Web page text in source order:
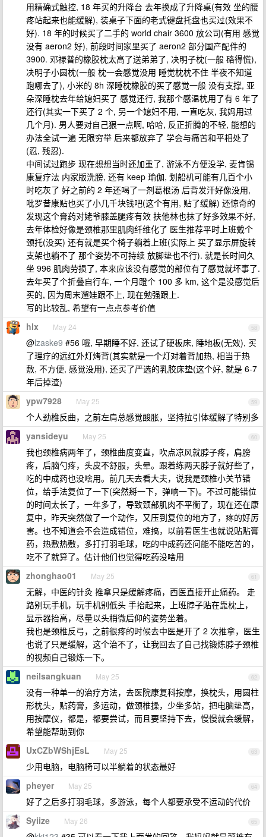
用精确式触控, 18 年买的升降台 去年换成了升降桌(有效 坐的腰
疼站起来也能缓解), 装桌子下面的老式键盘托盘也买过(效果不
好). 18 年的时候买了二手的 world chair 3600 放公司(有用 感觉
没有 aeron2 好), 前段时间家里买了 aeron2 部分国产配件的
3900. 邓禄普的橡胶枕太高了送弟弟了, 决明子枕(一般 硌得慌),
决明子小圆枕(一般 枕一会感觉没用 睡觉枕枕不住 半夜不知道
跑哪去了), 小米的 8h 深睡枕橡胶的买了感觉一般 没有支撑, 亚
朵深睡枕去年给媳妇买了 感觉还行, 我那个感温枕用了有 6 年了
还行(其实一下买了 2 个, 另一个媳妇不用, 一直吃灰, 我妈用过
几个月). 男人要对自己狠一点啊, 哈哈, 反正折腾的不轻, 能想的
办法全试一遍 无限穷举 后来都放弃了 学会与痛苦和平相处了
(忍, 残忍).
中间试过跑步 现在想想当时还加重了, 游泳不方便没学, 麦肯锡
康复疗法 内家版洗膀, 还有 keep 瑜伽, 划船机可能有几百个小
时吃灰了 好之前的 2 年还喝了一剂葛根汤 后背发汗好像没用,
吡罗昔康贴也买了小几千块钱吧(这个有用, 贴了缓解) 还惊奇的
发现这个膏药对姥爷膝盖腿疼有效 扶他林也抹了好多效果不好,
去年体检好像是颈椎那里肌肉纤维化了 医生推荐平时上班戴个
颈托(没买) 还有就是买个椅子躺着上班(实际上 买了显示屏旋转
支架也躺不了 那个姿势不可持续 放脚垫也不行). 就是长时间久
坐 996 肌肉劳损了, 本来应该没有感觉的部位有了感觉就坏事了.
去年买了个折叠自行车, 一个月蹬个 100 多 km, 这个是没感觉后
买的, 因为周末遛娃跟不上, 现在勉强跟上.
写的比较乱, 希望有一点点参考价值
58
hlx May 24
@lzaske9 #56 哦, 早期睡不好, 还试了硬板床, 睡地板(无效), 买
了理疗的远红外灯烤背(其实就是一个灯对着背加热, 相当于热
敷, 不方便, 感觉没用), 还买了严选的乳胶床垫(这个好, 就是 6-7
年后掉渣)
59
ypw7928 May 25
个人劲椎反曲，之前左肩总感觉酸胀，坚持拉引体缓解了特别多
60
yansideyu May 25
我也颈椎病两年了，颈椎曲度变直，吹点凉风就脖子疼，肩膀
疼，后脑勺疼，头皮不舒服，头晕。跟着练两天脖子就好些了，
吃的中成药也没啥用。前几天去看大夫，说我是颈椎小关节错
位，给手法复位了一下(突然掰一下，弹响一下)。不过可能错位
的时间太长了，一年多了，导致颈部肌肉不平衡了，现在还在康
复中，昨天突然做了一个动作，又压到复位的地方了，疼的好厉
害。也不知道会不会造成错位，难搞，以前看医生也就说贴贴膏
药，热敷热敷，多打打羽毛球，吃的中成药还问能不能吃苦的，
吃不了就算了。估计他们也觉得吃药没啥用
61
zhonghao01 May 25
无解，中医的针灸 推拿只是缓解疼痛，西医直接开止痛药。 走
路别玩手机，玩手机别低头 手抬起来，上班脖子贴在靠枕上，
显示器抬高，尽量以头稍微后仰的姿势坐着。
我也是颈椎反弓，之前很疼的时候去中医是开了 2 次推拿，医生
也说了只是缓解，这个治不了，让我回去了自己找锻炼脖子颈椎
的视频自己锻炼一下。
62
neilsangkuan May 25
没有一种单一的治疗方法，去医院康复科按摩，换枕头，用圆柱
形枕头，贴药膏，多运动，做颈椎操，少坐多站，把电脑垫高，
用按摩仪，都是，都要尝试，而且要坚持下去，慢慢就会缓解，
希望能帮助到你
63
UxCZbWShjEsL May 25
少用电脑，电脑椅可以半躺着的状态最好
64
pheyer May 25
好了之后多打羽毛球，多游泳，每个人都要承受不运动的代价
65
Syiize May 26